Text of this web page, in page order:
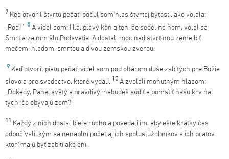
7 Keď otvoril štvrtú pečať, počul som hlas štvrtej bytosti, ako volala:
„Poď!“ 8 A videl som: Hľa, plavý kôň a ten, čo sedel na ňom, volal sa
Smrť a za ním šlo Podsvetie. A dostali moc nad štvrtinou zeme biť
mečom, hladom, smrťou a divou zemskou zverou.
9 Keď otvoril piatu pečať, videl som pod oltárom duše zabitých pre Božie
slovo a pre svedectvo, ktoré vydali. 10 A zvolali mohutným hlasom:
„Dokedy, Pane, svätý a pravdivý, nebudeš súdiť a pomstiť našu krv na
tých, čo obývajú zem?“
11 Každý z nich dostal biele rúcho a povedali im, aby ešte krátky čas
odpočívali, kým sa nenaplní počet aj ich spoluslužobníkov a ich bratov,
ktorí majú byť zabití ako oni.